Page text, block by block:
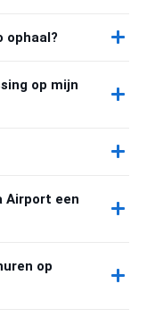
ophaal?
op mijn
Airport een
op